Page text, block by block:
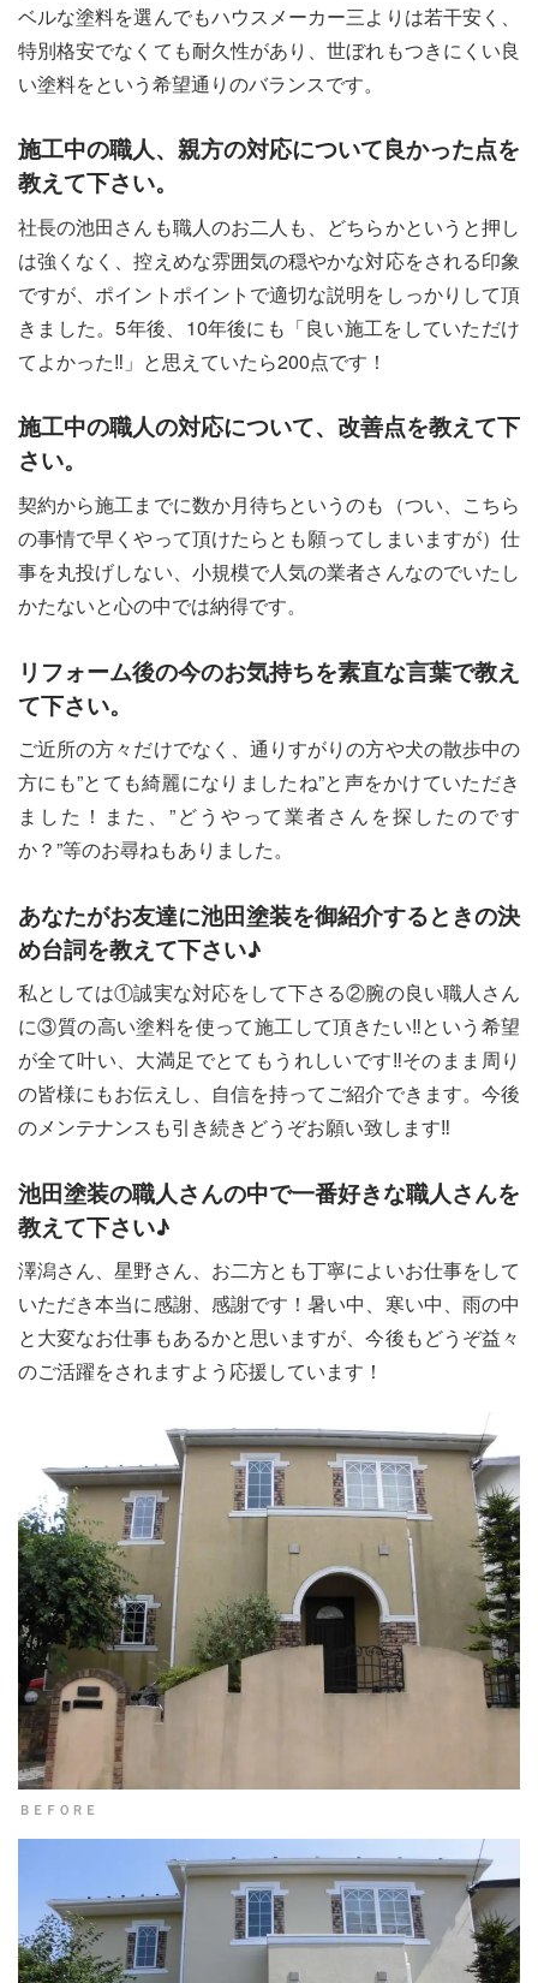
ベルな塗料を選んでもハウスメーカー三よりは若干安く、
特別格安でなくても耐久性があり、世ぼれもつきにくい良
い塗料をという希望通りのバランスです。
施工中の職人、親方の対応について良かった点を
教えて下さい。
社長の池田さんも職人のお二人も、どちらかというと押し
は強くなく、控えめな雰囲気の穏やかな対応をされる印象
ですが、ポイントポイントで適切な説明をしっかりして頂
きました。5年後、10年後にも「良い施工をしていただけ
てよかった‼」と思えていたら200点です！
施工中の職人の対応について、改善点を教えて下
さい。
契約から施工までに数か月待ちというのも（つい、こちら
の事情で早くやって頂けたらとも願ってしまいますが）仕
事を丸投げしない、小規模で人気の業者さんなのでいたし
かたないと心の中では納得です。
リフォーム後の今のお気持ちを素直な言葉で教え
て下さい。
ご近所の方々だけでなく、通りすがりの方や犬の散歩中の
方にも”とても綺麗になりましたね”と声をかけていただき
ました！また、”どうやって業者さんを探したのです
か？”等のお尋ねもありました。
あなたがお友達に池田塗装を御紹介するときの決
め台詞を教えて下さい♪
私としては①誠実な対応をして下さる②腕の良い職人さん
に③質の高い塗料を使って施工して頂きたい‼という希望
が全て叶い、大満足でとてもうれしいです‼そのまま周り
の皆様にもお伝えし、自信を持ってご紹介できます。今後
のメンテナンスも引き続きどうぞお願い致します‼
池田塗装の職人さんの中で一番好きな職人さんを
教えて下さい♪
澤潟さん、星野さん、お二方とも丁寧によいお仕事をして
いただき本当に感謝、感謝です！暑い中、寒い中、雨の中
と大変なお仕事もあるかと思いますが、今後もどうぞ益々
のご活躍をされますよう応援しています！
ＢＥＦＯＲＥ